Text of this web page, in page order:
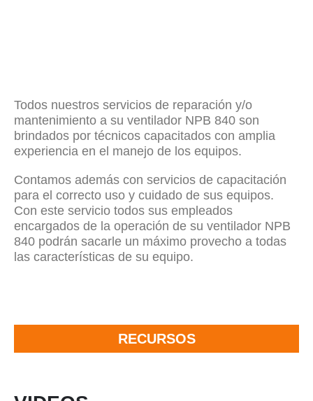
Todos nuestros servicios de reparación y/o
mantenimiento a su ventilador NPB 840 son
brindados por técnicos capacitados con amplia
experiencia en el manejo de los equipos.
Contamos además con servicios de capacitación
para el correcto uso y cuidado de sus equipos.
Con este servicio todos sus empleados
encargados de la operación de su ventilador NPB
840 podrán sacarle un máximo provecho a todas
las características de su equipo.
RECURSOS